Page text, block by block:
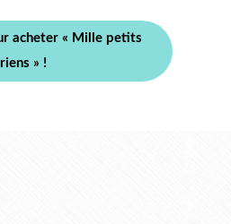
acheter « Mille petits
riens » !